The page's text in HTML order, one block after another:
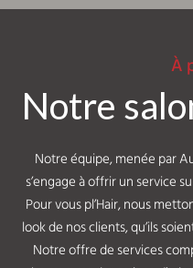
À
Notre
Notre équipe, menée par
s’engage à offrir un service
Pour vous pl’Hair, nous
look de nos clients, qu’ils
Notre offre de services